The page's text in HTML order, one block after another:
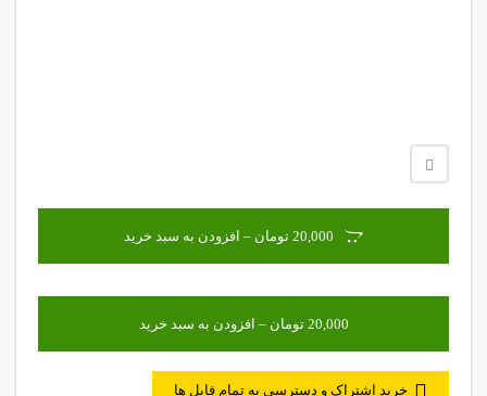
20,000 تومان – افزودن به سبد خرید
خرید اشتراک و دسترسی به تمام فایل ها